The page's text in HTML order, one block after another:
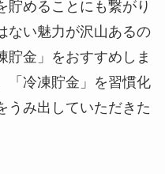
貯めることにも繋がり
ない魅力が沢山あるの
貯金」をおすすめしま
「冷凍貯金」を習慣化
うみ出していただきた